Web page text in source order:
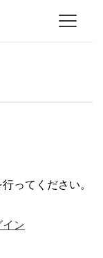
行ってください。
イン